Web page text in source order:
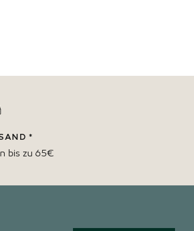
*
bis zu 65€